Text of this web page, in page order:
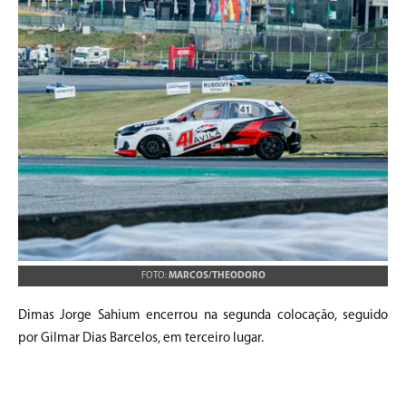
FOTO:MARCOS/THEODORO
Dimas Jorge Sahium encerrou na segunda colocação, seguido
por Gilmar Dias Barcelos, em terceiro lugar.